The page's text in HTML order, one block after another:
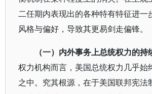
二任期内表现出的各种特有特征进一
风格与偏好，导致其更易剑走偏锋。
（一）内外事务上总统权力的持
权力机构而言，美国总统权力几乎始
之中。究其根源，在于美国联邦宪法